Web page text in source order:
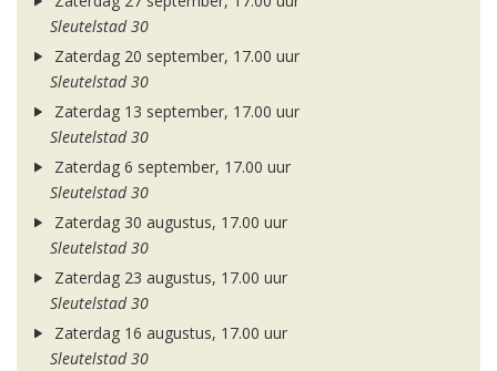
Sleutelstad 30
Zaterdag 20 september, 17.00 uur
Sleutelstad 30
Zaterdag 13 september, 17.00 uur
Sleutelstad 30
Zaterdag 6 september, 17.00 uur
Sleutelstad 30
Zaterdag 30 augustus, 17.00 uur
Sleutelstad 30
Zaterdag 23 augustus, 17.00 uur
Sleutelstad 30
Zaterdag 16 augustus, 17.00 uur
Sleutelstad 30